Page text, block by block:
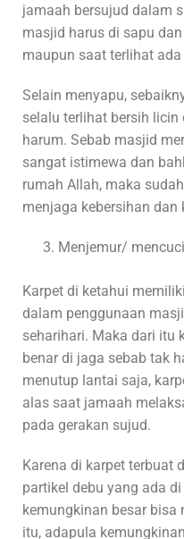
jamaah bersujud dalam
masjid harus di sapu
maupun saat terlihat
Selain menyapu,
selalu terlihat bersih
harum. Sebab masjid
sangat istimewa dan
rumah Allah, maka
menjaga kebersihan dan
Menjemur/
Karpet di ketahui
dalam penggunaan
seharihari. Maka dari itu
benar di jaga sebab tak
menutup lantai saja,
alas saat jamaah
pada gerakan sujud.
Karena di karpet terbuat
partikel debu yang ada
kemungkinan besar bisa
itu, adapula